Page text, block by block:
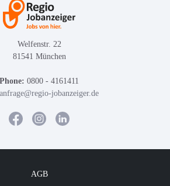
Welfenstr. 22
81541 München
Phone: 0800 - 4161411
anfrage@regio-jobanzeiger.de
AGB